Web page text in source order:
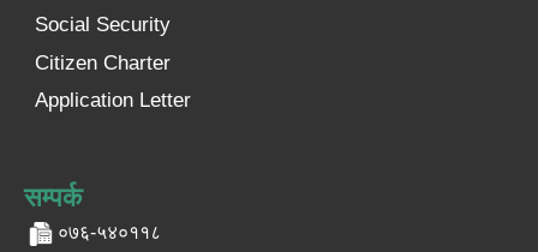
Social Security
Citizen Charter
Application Letter
सम्पर्क
०७६-५४०११८